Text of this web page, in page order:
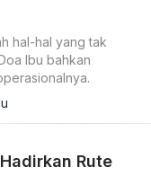
hal-hal yang tak
Ibu bahkan
Rute